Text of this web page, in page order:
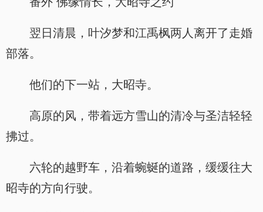
翌日清晨，叶汐梦和江禹枫两人离开了走婚
部落。
他们的下一站，大昭寺。
高原的风，带着远方雪山的清冷与圣洁轻轻
拂过。
六轮的越野车，沿着蜿蜒的道路，缓缓往大
昭寺的方向行驶。